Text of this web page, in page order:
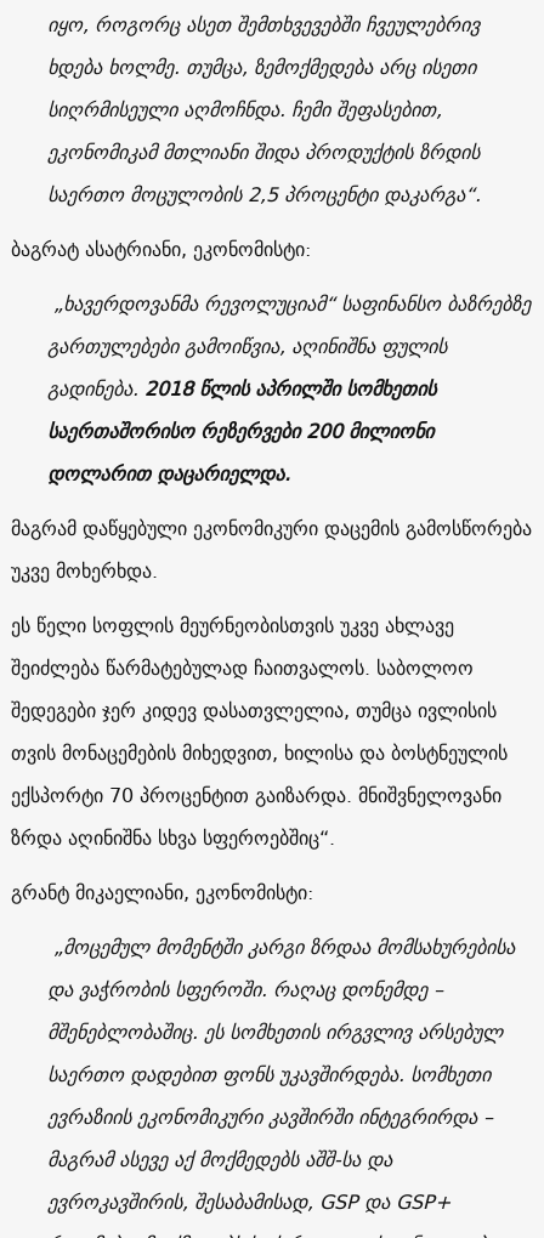
იყო, როგორც ასეთ შემთხვევებში ჩვეულებრივ
ხდება ხოლმე. თუმცა, ზემოქმედება არც ისეთი
სიღრმისეული აღმოჩნდა. ჩემი შეფასებით,
ეკონომიკამ მთლიანი შიდა პროდუქტის ზრდის
საერთო მოცულობის 2,5 პროცენტი დაკარგა“.
ბაგრატ ასატრიანი, ეკონომისტი:
„ხავერდოვანმა რევოლუციამ“ საფინანსო ბაზრებზე
გართულებები გამოიწვია, აღინიშნა ფულის
გადინება. 2018წლის აპრილში სომხეთის
საერთაშორისო რეზერვები 200 მილიონი
დოლარით დაცარიელდა.
მაგრამ დაწყებული ეკონომიკური დაცემის გამოსწორება
უკვე მოხერხდა.
ეს წელი სოფლის მეურნეობისთვის უკვე ახლავე
შეიძლება წარმატებულად ჩაითვალოს. საბოლოო
შედეგები ჯერ კიდევ დასათვლელია, თუმცა ივლისის
თვის მონაცემების მიხედვით, ხილისა და ბოსტნეულის
ექსპორტი 70 პროცენტით გაიზარდა. მნიშვნელოვანი
ზრდა აღინიშნა სხვა სფეროებშიც“.
გრანტ მიკაელიანი, ეკონომისტი:
„მოცემულ მომენტში კარგი ზრდაა მომსახურებისა
და ვაჭრობის სფეროში. რაღაც დონემდე –
მშენებლობაშიც. ეს სომხეთის ირგვლივ არსებულ
საერთო დადებით ფონს უკავშირდება. სომხეთი
ევრაზიის ეკონომიკური კავშირში ინტეგრირდა –
მაგრამ ასევე აქ მოქმედებს აშშ-სა და
ევროკავშირის, შესაბამისად, GSP და GSP+